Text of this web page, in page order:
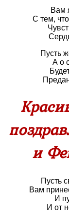
Вам
С тем,
Пусть
А о
и
Пусть
Вам
И
И от